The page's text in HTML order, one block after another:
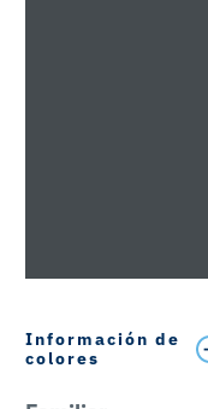
Información de
colores